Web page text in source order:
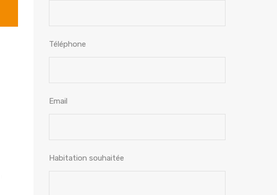
Téléphone
Email
Habitation souhaitée